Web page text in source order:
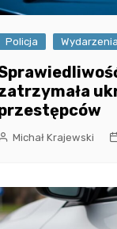
Policja Wydarzenia
Michał Krajewski